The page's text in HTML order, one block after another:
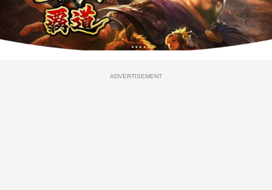
ADVERTISEMENT